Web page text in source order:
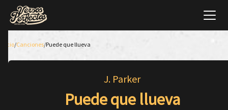
Inicio/Canciones/Puede que llueva
J. Parker
Puede que llueva